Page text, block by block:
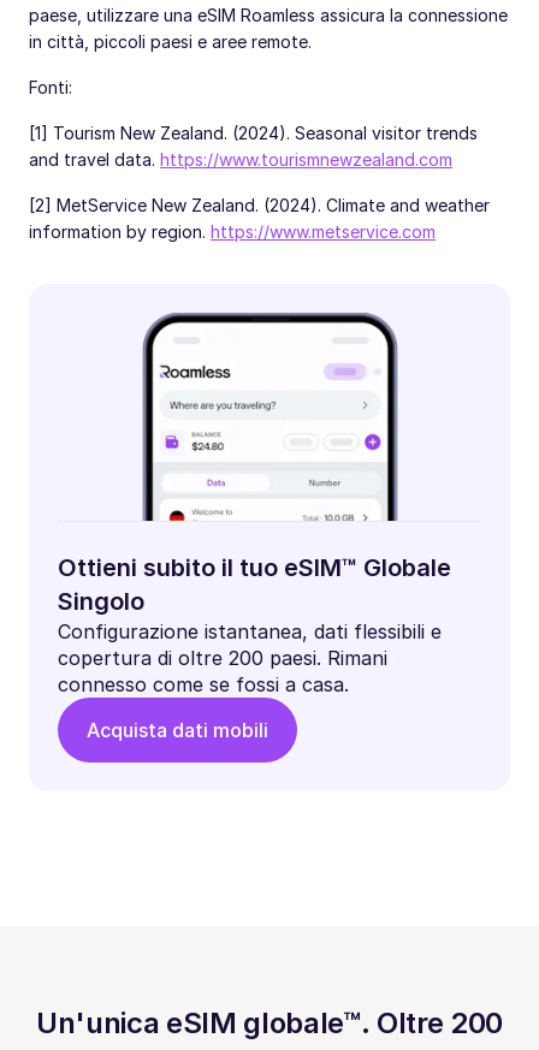
paese, utilizzare una eSIM Roamless assicura la connessione
in città, piccoli paesi e aree remote.
Fonti:
[1] Tourism New Zealand. (2024). Seasonal visitor trends
and travel data. https://www.tourismnewzealand.com
[2] MetService New Zealand. (2024). Climate and weather
information by region. https://www.metservice.com
Ottieni subito il tuo eSIM™ Globale
Singolo
Configurazione istantanea, dati flessibili e
copertura di oltre 200 paesi. Rimani
connesso come se fossi a casa.
Acquista dati mobili
Un'unica eSIM globale™. Oltre 200